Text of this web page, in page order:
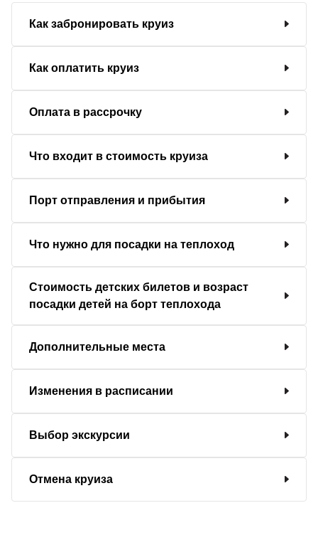
Как забронировать круиз
Как оплатить круиз
Оплата в рассрочку
Что входит в стоимость круиза
Порт отправления и прибытия
Что нужно для посадки на теплоход
Стоимость детских билетов и возраст
посадки детей на борт теплохода
Дополнительные места
Изменения в расписании
Выбор экскурсии
Отмена круиза